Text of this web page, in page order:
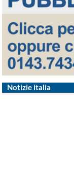
Notizie italia